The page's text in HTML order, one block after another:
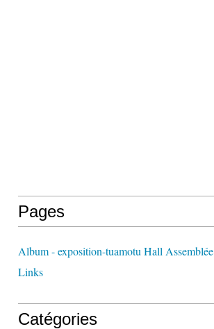
Pages
Album - exposition-tuamotu Hall Assemblée
Links
Catégories